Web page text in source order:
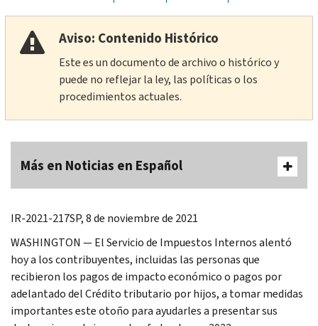
Aviso: Contenido Histórico
Este es un documento de archivo o histórico y
puede no reflejar la ley, las políticas o los
procedimientos actuales.
Más en Noticias en Español
IR-2021-217SP, 8 de noviembre de 2021
WASHINGTON — El Servicio de Impuestos Internos alentó
hoy a los contribuyentes, incluidas las personas que
recibieron los pagos de impacto económico o pagos por
adelantado del Crédito tributario por hijos, a tomar medidas
importantes este otoño para ayudarles a presentar sus